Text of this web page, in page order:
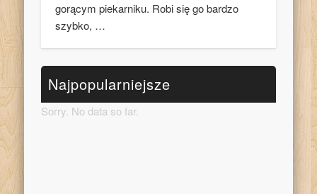
gorącym piekarniku. Robi się go bardzo
szybko, …
Najpopularniejsze
Sorry. No data so far.